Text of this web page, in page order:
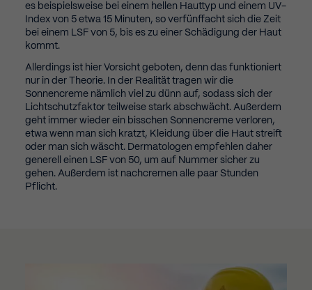
es beispielsweise bei einem hellen Hauttyp und einem UV-
Index von 5 etwa 15 Minuten, so verfünffacht sich die Zeit
bei einem LSF von 5, bis es zu einer Schädigung der Haut
kommt.
Allerdings ist hier Vorsicht geboten, denn das funktioniert
nur in der Theorie. In der Realität tragen wir die
Sonnencreme nämlich viel zu dünn auf, sodass sich der
Lichtschutzfaktor teilweise stark abschwächt. Außerdem
geht immer wieder ein bisschen Sonnencreme verloren,
etwa wenn man sich kratzt, Kleidung über die Haut streift
oder man sich wäscht. Dermatologen empfehlen daher
generell einen LSF von 50, um auf Nummer sicher zu
gehen. Außerdem ist nachcremen alle paar Stunden
Pflicht.